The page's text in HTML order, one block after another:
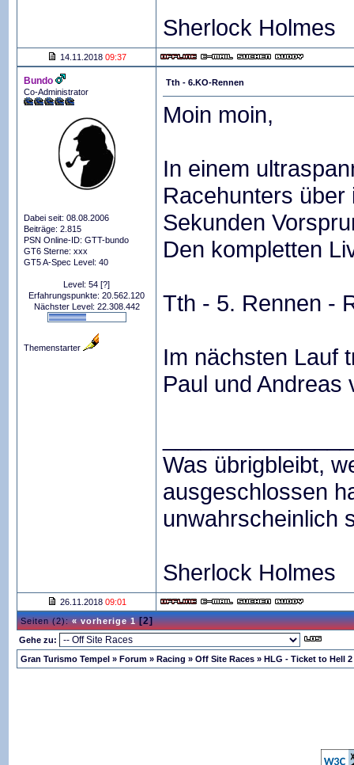
Sherlock Holmes
14.11.2018 09:37
Bundo
Co-Administrator
Dabei seit: 08.08.2006
Beiträge: 2.815
PSN Online-ID: GTT-bundo
GT6 Sterne: xxx
GT5 A-Spec Level: 40
Level: 54 [?]
Erfahrungspunkte: 20.562.120
Nächster Level: 22.308.442
Themenstarter
Tth - 6.KO-Rennen
Moin moin,
In einem
Racehunters
Sekunden
Den kompletten
Tth - 5. Rennen -
Im nächsten Lauf
Paul und Andreas
Was übrigbleibt,
ausgeschlossen
unwahrscheinlich
Sherlock Holmes
26.11.2018 09:01
Seiten (2):« vorherige 1 [2]
Gehe zu:
Gran Turismo Tempel » Forum » Racing » Off Site Races » HLG - Ticket to Hell 2